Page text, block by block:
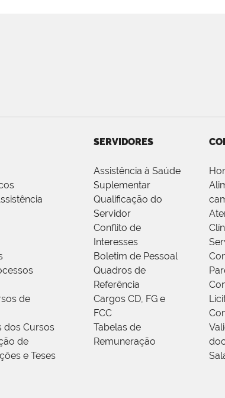
de
dos Cursos
de
e Teses
SERVIDORES
Assistência à Saúde
Suplementar
Qualificação do
Servidor
Conflito de
Interesses
Boletim de Pessoal
Quadros de
Referência
Cargos CD, FG e
FCC
Tabelas de
Remuneração